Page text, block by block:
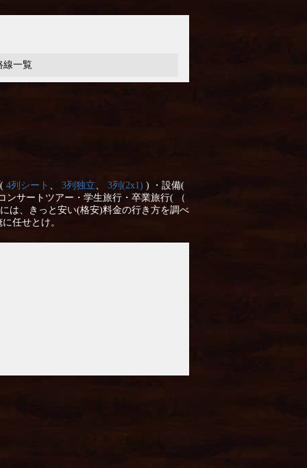
線一覧
4列シート 、 3列独立、 3列(2x1) ) ・設備(
サートツアー・学生旅行・卒業旅行( （
は、きっと安い(格安)料金の行き方を調べ
任せとけ。